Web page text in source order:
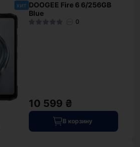
хит DOOGEE Fire 6 6/256GB
Blue
0
10 599 ₴
В корзину